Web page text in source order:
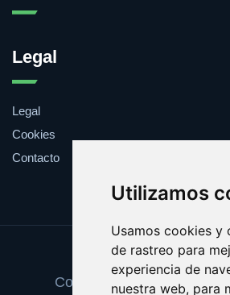
Utilizamos
Usamos cookies y
de rastreo para
experiencia de
nuestra web, para
Legal
Legal
Cookies
Contacto
Update cookies
Copyright © 2025